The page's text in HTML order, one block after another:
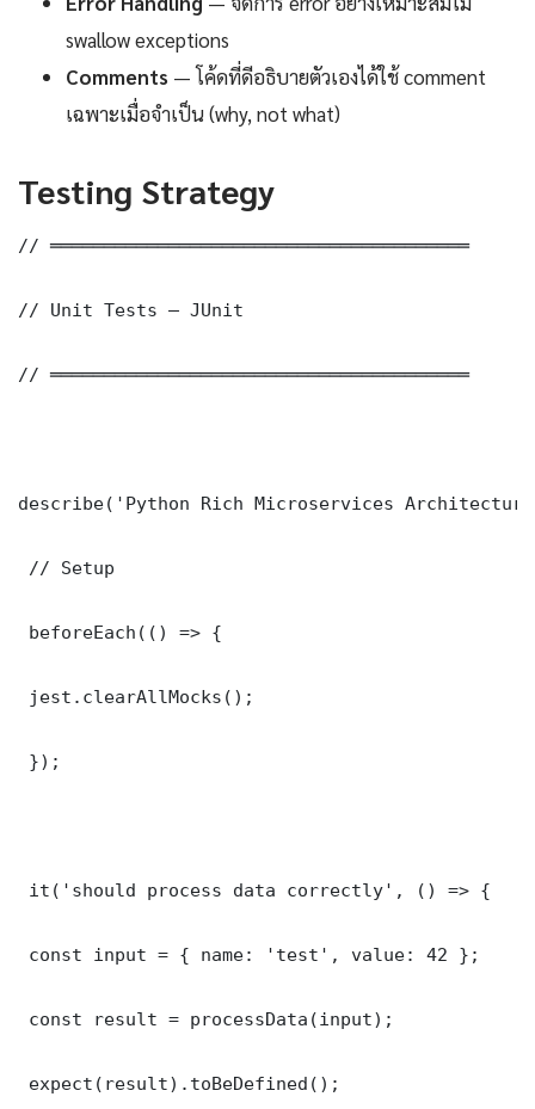
swallow exceptions
Comments — โค้ดที่ดีอธิบายตัวเองได้ใช้ comment
เฉพาะเมื่อจำเป็น (why, not what)
Testing Strategy
// ═══════════════════════════════════════
// Unit Tests — JUnit
// ═══════════════════════════════════════
describe('Python Rich Microservices
// Setup
beforeEach(() => {
jest.clearAllMocks();
});
it('should process data correctly', () => {
const input = { name: 'test', value: 42 };
const result = processData(input);
expect(result).toBeDefined();